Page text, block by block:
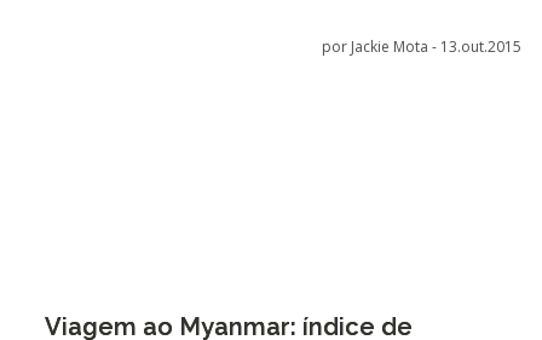
por Jackie Mota - 13.out.2015
Viagem ao Myanmar: índice de